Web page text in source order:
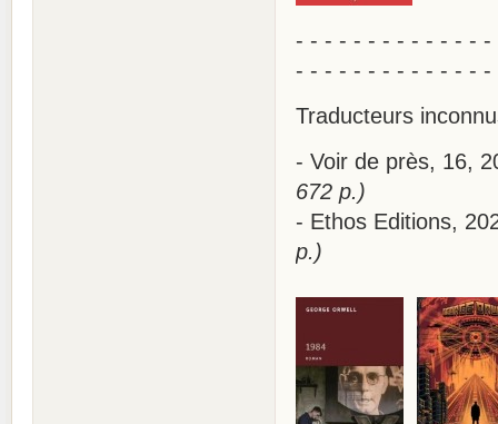
- - - - - - - - - - - - -
- - - - - - - - - - - - -
Traducteurs
- Voir de près, 16,
672 p.)
- Ethos Editions,
p.)